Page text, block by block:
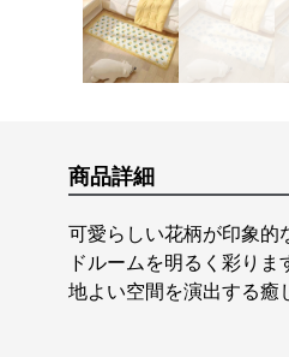
商品詳細
可愛らしい花柄が印象的
ドルームを明るく彩り
地よい空間を演出する癒